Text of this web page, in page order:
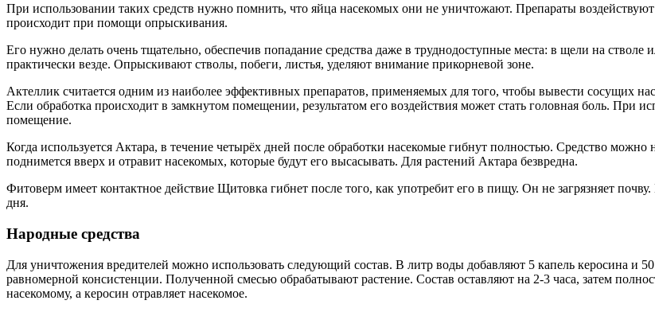
При использовании таких средств нужно помнить, что яйца насекомых они не уничтожают. Препараты
происходит при помощи опрыскивания.
Его нужно делать очень тщательно, обеспечив попадание средства даже в труднодоступные места: в щели на
практически везде. Опрыскивают стволы, побеги, листья, уделяют внимание прикорневой зоне.
Актеллик считается одним из наиболее эффективных препаратов, применяемых для того, чтобы вывести сосущих
Если обработка происходит в замкнутом помещении, результатом его воздействия может стать головная боль. При
помещение.
Когда используется Актара, в течение четырёх дней после обработки насекомые гибнут полностью. Средство можно
поднимется вверх и отравит насекомых, которые будут его высасывать. Для растений Актара безвредна.
Фитоверм имеет контактное действие Щитовка гибнет после того, как употребит его в пищу. Он не загрязняет
дня.
Народные средства
Для уничтожения вредителей можно использовать следующий состав. В литр воды добавляют 5 капель керосина и
равномерной консистенции. Полученной смесью обрабатывают растение. Состав оставляют на 2-3 часа, затем
насекомому, а керосин отравляет насекомое.